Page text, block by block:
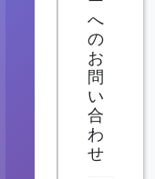
へ
の
お
問
い
合
わ
せ